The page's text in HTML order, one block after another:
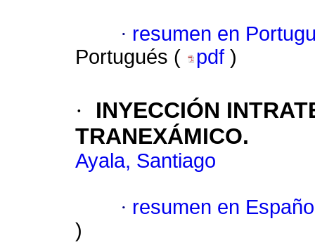
· resumen en
Portugués (
pdf )
·
INYECCIÓN
TRANEXÁMICO.
Ayala, Santiago
· resumen en
)